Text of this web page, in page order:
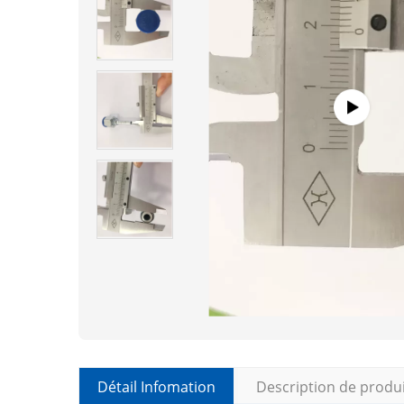
Détail Infomation Description de